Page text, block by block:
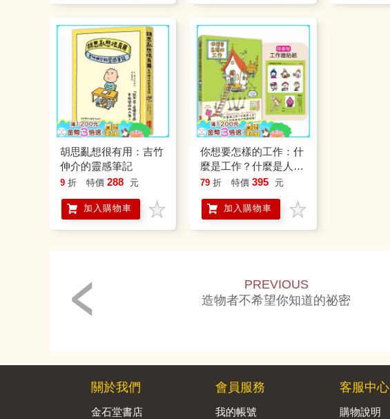
胡思亂想很有用：吉竹
伸介的靈感筆記
9 折 特價 288 元
加入購物車
你想要怎樣的工作：什
麼是工作？什麼是人
生？吉竹伸介的思考方
典工作證貼紙)
79 折 特價 395 元
加入購物車
PREVIOUS
造物者不希望你知道的祕密
關於我們
金石堂書店
會員服務
我的帳號
客服中心
購物說明